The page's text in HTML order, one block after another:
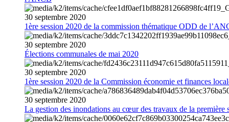
30 septembre 2020
1ère session 2020 de la commission thématique ODD de
30 septembre 2020
Élections communales de mai 2020
30 septembre 2020
1ère session 2020 de la Commission économie et finances
30 septembre 2020
La gestion des inondations au cœur des travaux de la première